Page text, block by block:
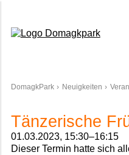
DomagkPark Neuigkeiten
Tänzerische
01.03.2023, 15:30–16:15
Dieser Termin hatte sich